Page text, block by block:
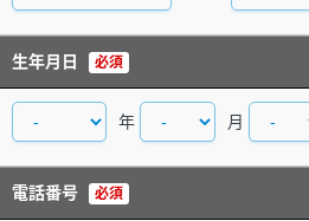
生年月日 必須
年 月
電話番号 必須